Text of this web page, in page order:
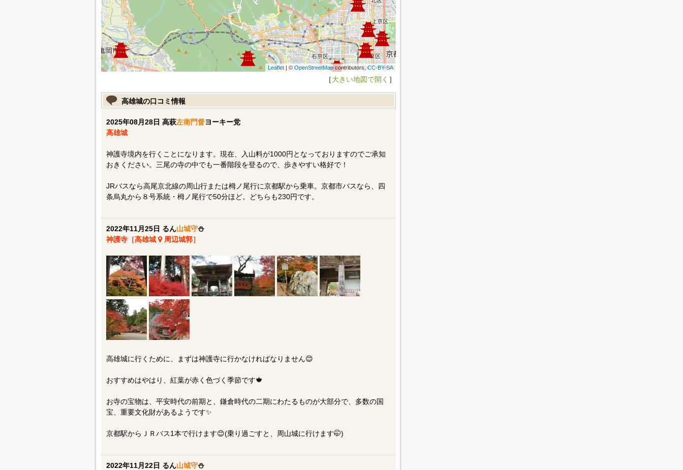
Leaflet| ©OpenStreetMapcontributors,CC-BY-SA
［大きい地図で開く ］
高雄城の口コミ情報
2025年08月28日 高萩左衛門督ヨーキー党
高雄城
神護寺境内を行くことになります。現在、入山料が1000円となっておりますのでご承知
おきください。三尾の寺の中でも一番階段を登るので、歩きやすい格好で！
JRバスなら高尾京北線の周山行または栂ノ尾行に京都駅から乗車。京都市バスなら、四
条烏丸から８号系統・栂ノ尾行で50分ほど。どちらも230円です。
2022年11月25日 るん山城守⛄️
神護寺［高雄城
周辺城郭］
高雄城に行くために、まずは神護寺に行かなければなりません😊
おすすめはやはり、紅葉が赤く色づく季節です🍁
お寺の宝物は、平安時代の前期と、鎌倉時代の二期にわたるものが大部分で、多数の国
宝、重要文化財があるようです✨
京都駅からＪＲバス1本で行けます😊(乗り過ごすと、周山城に行けます🤭)
2022年11月22日 るん山城守⛄️